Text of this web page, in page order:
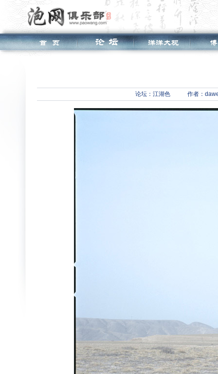
论坛： 江湖色 作者：